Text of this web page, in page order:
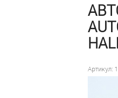
Артикул: